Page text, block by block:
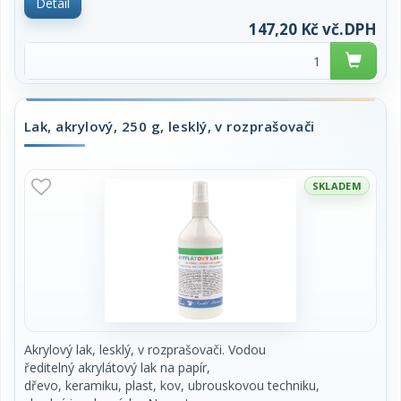
venkovním podmínkám. Pro venkovní i vnitřní
použití. Vyrobeno v ČR. Obsah 250g. Cena
za kus.
147,20 Kč vč.DPH
Lak, akrylový, 250 g, lesklý, v rozprašovači
SKLADEM
Akrylový lak, lesklý, v rozprašovači. Vodou
ředitelný akrylátový lak na papír,
dřevo, keramiku, plast, kov, ubrouskovou techniku,